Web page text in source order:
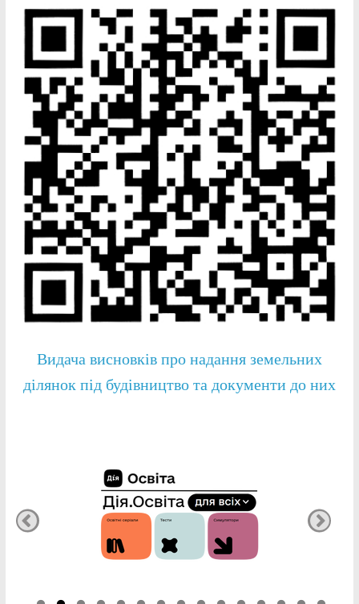
Видача висновків про надання земельних
ділянок під будівництво та документи до них